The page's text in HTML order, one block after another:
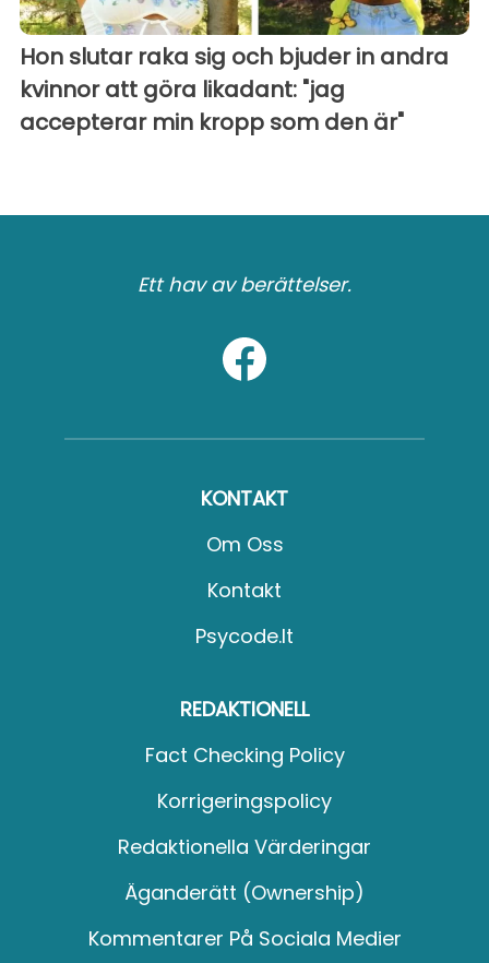
Hon slutar raka sig och bjuder in andra
kvinnor att göra likadant: "jag
accepterar min kropp som den är"
Ett hav av berättelser.
KONTAKT
Om Oss
Kontakt
Psycode.it
REDAKTIONELL
Fact Checking Policy
Korrigeringspolicy
Redaktionella Värderingar
Äganderätt (Ownership)
Kommentarer På Sociala Medier